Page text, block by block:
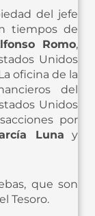
del jefe
tiempos de
Romo,
Unidos
oficina de la
del
Unidos
por
Luna y
que son
Tesoro.